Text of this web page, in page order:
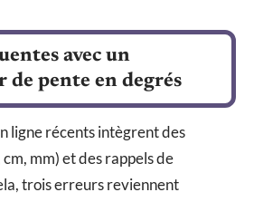
avec un
de pente en degrés
ligne récents intègrent des
mm) et des rappels de
trois erreurs reviennent